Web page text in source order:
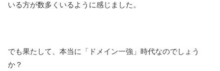
いる方が数多くいるように感じました。
でも果たして、本当に「ドメイン一強」時代なのでしょう
か？